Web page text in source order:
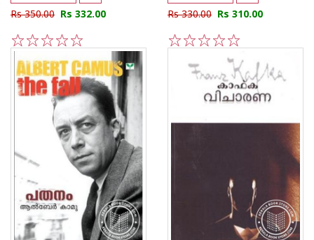
Rs 350.00 Rs 332.00
1
Rs 330.00 Rs 310.00